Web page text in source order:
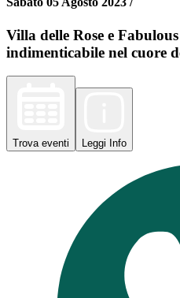
Villa delle Rose e
indimenticabile nel cuore
Trova eventi Leggi Info